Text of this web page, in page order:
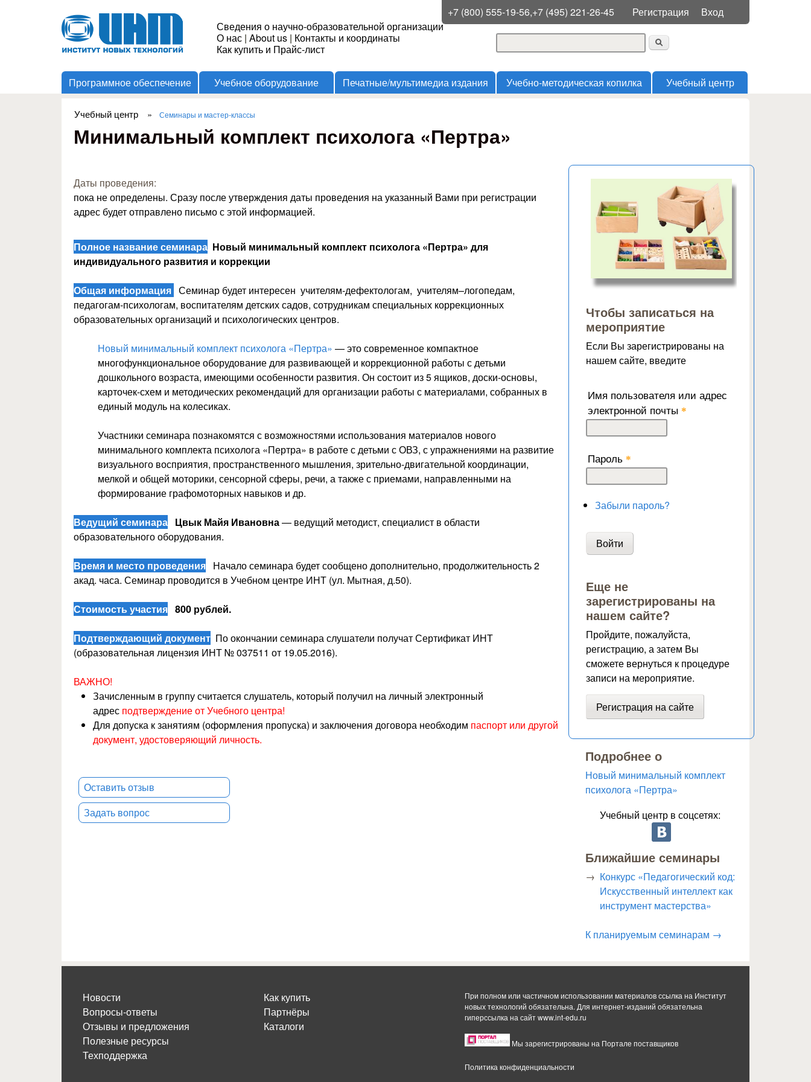
Перейти к основному
содержанию
Меню пользователя
Регистрация Вход
+7 (800) 555-19-56,+7 (495) 221-26-45
Институт
Новых
Технологий
Сведения о научно-образовательной организации
О нас | About us | Контакты и координаты
Как купить и Прайс-лист
Форма поиска
Программное обеспечение Учебное оборудование Печатные/мультимедиа издания Учебно-методическая копилка Учебный центр
Вы здесь
Учебный центр » Семинары и мастер-классы
Минимальный комплект психолога «Пертра»
Даты проведения:
пока не определены. Сразу после утверждения даты проведения на указанный Вами при регистрации
адрес будет отправлено письмо с этой информацией.
Полное название семинара Новый минимальный комплект психолога «Пертра» для
индивидуального развития и коррекции
Общая информация Семинар будет интересен учителям-дефектологам, учителям–логопедам,
педагогам-психологам, воспитателям детских садов, сотрудникам специальных коррекционных
образовательных организаций и психологических центров.
Новый минимальный комплект психолога «Пертра» — это современное компактное
многофункциональное оборудование для развивающей и коррекционной работы с детьми
дошкольного возраста, имеющими особенности развития. Он состоит из 5 ящиков, доски-основы,
карточек-схем и методических рекомендаций для организации работы с материалами, собранных в
единый модуль на колесиках.
Участники семинара познакомятся с возможностями использования материалов нового
минимального комплекта психолога «Пертра» в работе с детьми с ОВЗ, с упражнениями на развитие
визуального восприятия, пространственного мышления, зрительно-двигательной координации,
мелкой и общей моторики, сенсорной сферы, речи, а также с приемами, направленными на
формирование графомоторных навыков и др.
Ведущий семинара Цвык Майя Ивановна— ведущий методист, специалист в области
образовательного оборудования.
Время и место проведения Начало семинара будет сообщено дополнительно, продолжительность 2
акад. часа. Семинар проводится в Учебном центре ИНТ (ул. Мытная, д.50).
Стоимость участия 800 рублей.
Подтверждающий документ По окончании семинара слушатели получат Сертификат ИНТ
(образовательная лицензия ИНТ № 037511 от 19.05.2016).
ВАЖНО!
Зачисленным в группу считается слушатель, который получил на личный электронный
адрес подтверждение от Учебного центра!
Для допуска к занятиям (оформления пропуска) и заключения договора необходим паспорт или другой
документ, удостоверяющий личность.
Оставить отзыв
Задать вопрос
Чтобы записаться на
мероприятие
Если Вы зарегистрированы на
нашем сайте, введите
Имя пользователя или адрес
электронной почты *
Пароль *
Забыли пароль?
Еще не
зарегистрированы на
нашем сайте?
Пройдите, пожалуйста,
регистрацию, а затем Вы
сможете вернуться к процедуре
записи на мероприятие.
Регистрация на сайте
Подробнее о
Новый минимальный комплект
психолога «Пертра»
Учебный центр в соцсетях:
Ближайшие семинары
Конкурс «Педагогический код:
Искусственный интеллект как
инструмент мастерства»
К планируемым семинарам →
Новости
Вопросы-ответы
Отзывы и предложения
Полезные ресурсы
Техподдержка
Как купить
Партнёры
Каталоги
При полном или частичном использовании материалов ссылка на Институт
новых технологий обязательна. Для интернет-изданий обязательна
гиперссылка на сайтwww.int-edu.ru
Мы зарегистрированы на Портале поставщиков
Политика конфиденциальности